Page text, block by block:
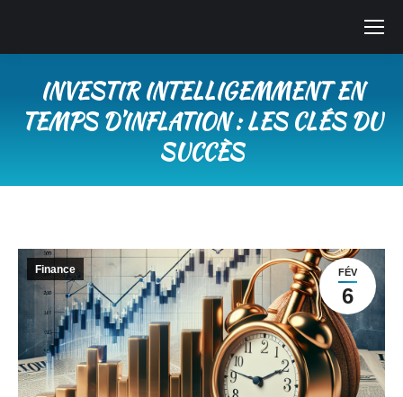
INVESTIR INTELLIGEMMENT EN
TEMPS D’INFLATION : LES CLÉS DU
SUCCÈS
FÉV
6
Finance